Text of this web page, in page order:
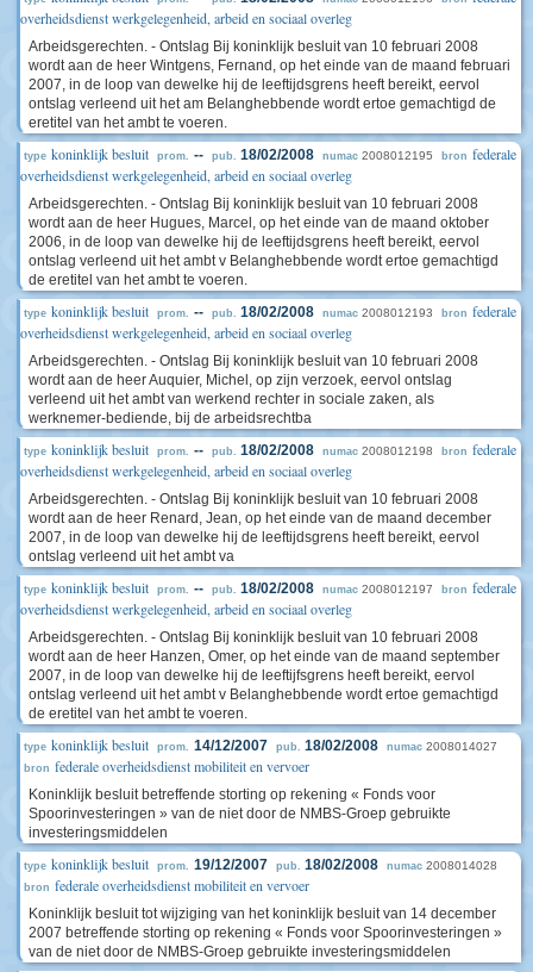
overheidsdienst werkgelegenheid, arbeid en sociaal overleg
Arbeidsgerechten. - Ontslag Bij koninklijk besluit van 10 februari 2008
wordt aan de heer Wintgens, Fernand, op het einde van de maand februari
2007, in de loop van dewelke hij de leeftijdsgrens heeft bereikt, eervol
ontslag verleend uit het am Belanghebbende wordt ertoe gemachtigd de
eretitel van het ambt te voeren.
type koninklijk besluit prom. -- pub. 18/02/2008 numac 2008012195 bron federale
overheidsdienst werkgelegenheid, arbeid en sociaal overleg
Arbeidsgerechten. - Ontslag Bij koninklijk besluit van 10 februari 2008
wordt aan de heer Hugues, Marcel, op het einde van de maand oktober
2006, in de loop van dewelke hij de leeftijdsgrens heeft bereikt, eervol
ontslag verleend uit het ambt v Belanghebbende wordt ertoe gemachtigd
de eretitel van het ambt te voeren.
type koninklijk besluit prom. -- pub. 18/02/2008 numac 2008012193 bron federale
overheidsdienst werkgelegenheid, arbeid en sociaal overleg
Arbeidsgerechten. - Ontslag Bij koninklijk besluit van 10 februari 2008
wordt aan de heer Auquier, Michel, op zijn verzoek, eervol ontslag
verleend uit het ambt van werkend rechter in sociale zaken, als
werknemer-bediende, bij de arbeidsrechtba
type koninklijk besluit prom. -- pub. 18/02/2008 numac 2008012198 bron federale
overheidsdienst werkgelegenheid, arbeid en sociaal overleg
Arbeidsgerechten. - Ontslag Bij koninklijk besluit van 10 februari 2008
wordt aan de heer Renard, Jean, op het einde van de maand december
2007, in de loop van dewelke hij de leeftijdsgrens heeft bereikt, eervol
ontslag verleend uit het ambt va
type koninklijk besluit prom. -- pub. 18/02/2008 numac 2008012197 bron federale
overheidsdienst werkgelegenheid, arbeid en sociaal overleg
Arbeidsgerechten. - Ontslag Bij koninklijk besluit van 10 februari 2008
wordt aan de heer Hanzen, Omer, op het einde van de maand september
2007, in de loop van dewelke hij de leeftijfsgrens heeft bereikt, eervol
ontslag verleend uit het ambt v Belanghebbende wordt ertoe gemachtigd
de eretitel van het ambt te voeren.
type koninklijk besluit prom. 14/12/2007 pub. 18/02/2008 numac 2008014027
bron federale overheidsdienst mobiliteit en vervoer
Koninklijk besluit betreffende storting op rekening « Fonds voor
Spoorinvesteringen » van de niet door de NMBS-Groep gebruikte
investeringsmiddelen
type koninklijk besluit prom. 19/12/2007 pub. 18/02/2008 numac 2008014028
bron federale overheidsdienst mobiliteit en vervoer
Koninklijk besluit tot wijziging van het koninklijk besluit van 14 december
2007 betreffende storting op rekening « Fonds voor Spoorinvesteringen »
van de niet door de NMBS-Groep gebruikte investeringsmiddelen